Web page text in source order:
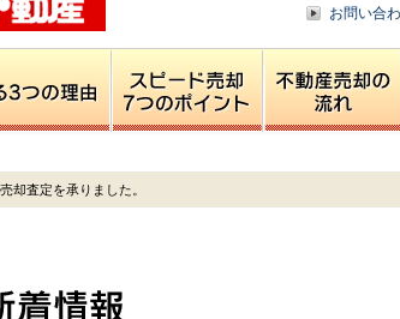
お問い合
却査定を承りました。